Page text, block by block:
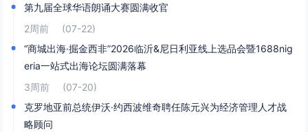
第九届全球华语朗诵大赛圆满收官
2周前
(07-22)
“商城出海·掘金西非”2026临沂&尼日利亚线上选品会暨1688nig
eria一站式出海论坛圆满落幕
3周前
(07-20)
克罗地亚前总统伊沃·约西波维奇聘任陈元兴为经济管理人才战
略顾问